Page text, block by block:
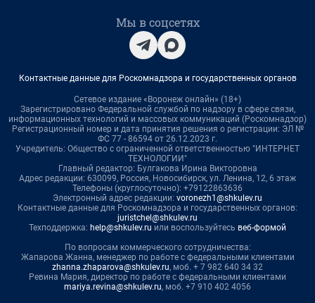
Мы в соцсетях
Контактные данные для Роскомнадзора и государственных органов
Сетевое издание «Воронеж онлайн» (18+)
Зарегистрировано Федеральной службой по надзору в сфере связи,
информационных технологий и массовых коммуникаций (Роскомнадзор)
Регистрационный номер и дата принятия решения о регистрации: ЭЛ №
ФС 77 - 86594 от 26.12.2023 г.
Учредитель: Общество с ограниченной ответственностью "ИНТЕРНЕТ
ТЕХНОЛОГИИ"
Главный редактор: Булгакова Ирина Викторовна
Адрес редакции: 630099, Россия, Новосибирск, ул. Ленина, 12, 6 этаж
Телефоны (круглосуточно): +79122863636
Электронный адрес редакции: voronezh1@shkulev.ru
Контактные данные для Роскомнадзора и государственных органов:
juristchel@shkulev.ru
Техподдержка: help@shkulev.ru или воспользуйтесь веб-формой
По вопросам коммерческого сотрудничества:
Жапарова Жанна, менеджер по работе с федеральными клиентами
zhanna.zhaparova@shkulev.ru, моб. + 7 982 640 34 32
Ревина Мария, директор по работе с федеральными клиентами
mariya.revina@shkulev.ru, моб. +7 910 402 4056